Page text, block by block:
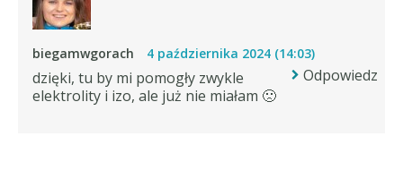
biegamwgorach 4 października 2024 (14:03)
Odpowiedz
dzięki, tu by mi pomogły zwykle
elektrolity i izo, ale już nie miałam 🙁